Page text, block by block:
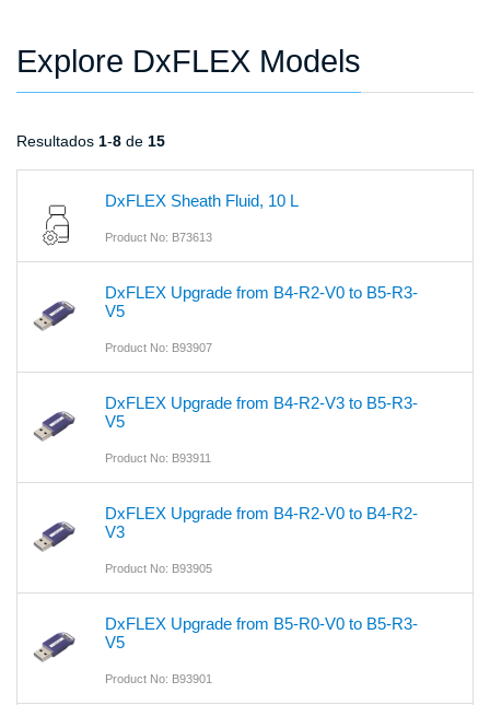
Explore DxFLEX Models
Resultados 1-8 de 15
DxFLEX Sheath Fluid, 10 L
Product No: B73613
DxFLEX Upgrade from B4-R2-V0 to B5-R3-
V5
Product No: B93907
DxFLEX Upgrade from B4-R2-V3 to B5-R3-
V5
Product No: B93911
DxFLEX Upgrade from B4-R2-V0 to B4-R2-
V3
Product No: B93905
DxFLEX Upgrade from B5-R0-V0 to B5-R3-
V5
Product No: B93901